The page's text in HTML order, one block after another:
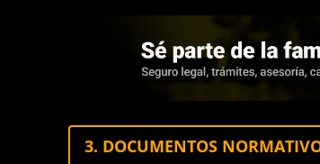
3. DOCUMENTOS